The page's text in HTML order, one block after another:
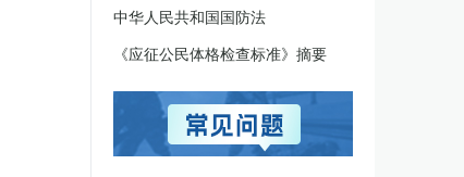
中华人民共和国国防法
《应征公民体格检查标准》摘要